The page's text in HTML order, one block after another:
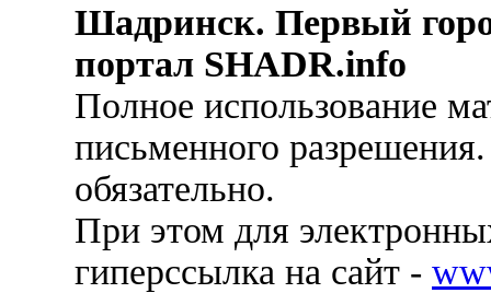
Шадринск. Первый
портал SHADR.info
Полное использование
письменного
обязательно.
При этом для
гиперссылка на сайт -